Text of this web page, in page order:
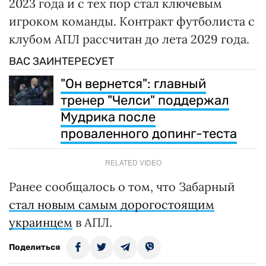
2023 года и с тех пор стал ключевым
игроком команды. Контракт футболиста с
клубом АПЛ рассчитан до лета 2029 года.
ВАС ЗАИНТЕРЕСУЕТ
"Он вернется": главный
тренер "Челси" поддержал
Мудрика после
проваленного допинг-теста
RELATED VIDEO
Ранее сообщалось о том, что Забарный
стал новым самым дорогостоящим
украинцем в АПЛ.
Поделиться